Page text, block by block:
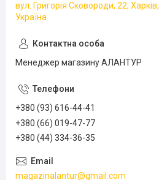
вул. Григорія Сковороди, 22, Харків,
Україна
Менеджер магазину АЛАНТУР
+380 (93) 616-44-41
+380 (66) 019-47-77
+380 (44) 334-36-35
magazinalantur@gmail.com